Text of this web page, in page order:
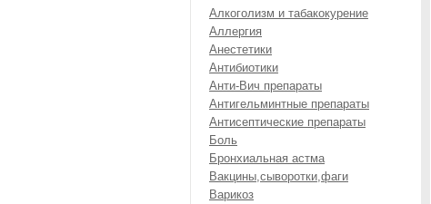
Алкоголизм и табакокурение
Аллергия
Анестетики
Антибиотики
Анти-Вич препараты
Антигельминтные препараты
Антисептические препараты
Боль
Бронхиальная астма
Вакцины,сыворотки,фаги
Варикоз